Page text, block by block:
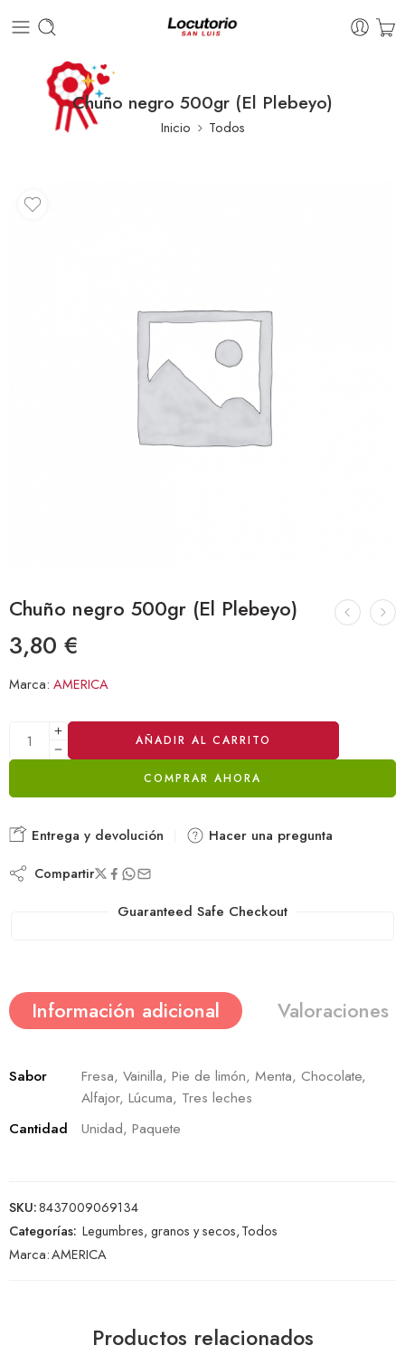
Chuño negro 500gr (El Plebeyo)
Inicio Todos
Chuño negro 500gr (El Plebeyo)
3,80 €
Marca: AMERICA
AÑADIR AL CARRITO
COMPRAR AHORA
Alternative:
Entrega y devolución Hacer una pregunta
Compartir
Guaranteed Safe Checkout
Información adicional Valoraciones
Sabor
Fresa, Vainilla, Pie de limón, Menta, Chocolate,
Alfajor, Lúcuma, Tres leches
Cantidad
Unidad, Paquete
SKU:8437009069134
Categorías: Legumbres, granos y secos,Todos
Marca:AMERICA
Productos relacionados